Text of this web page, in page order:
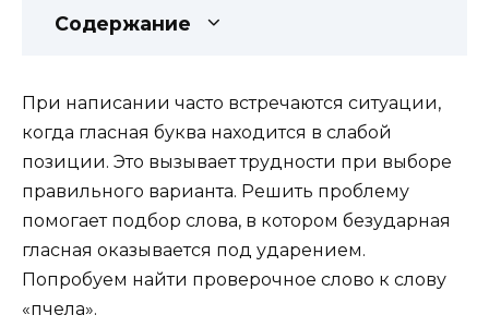
Содержание
При написании часто встречаются ситуации,
когда гласная буква находится в слабой
позиции. Это вызывает трудности при выборе
правильного варианта. Решить проблему
помогает подбор слова, в котором безударная
гласная оказывается под ударением.
Попробуем найти проверочное слово к слову
«пчела».